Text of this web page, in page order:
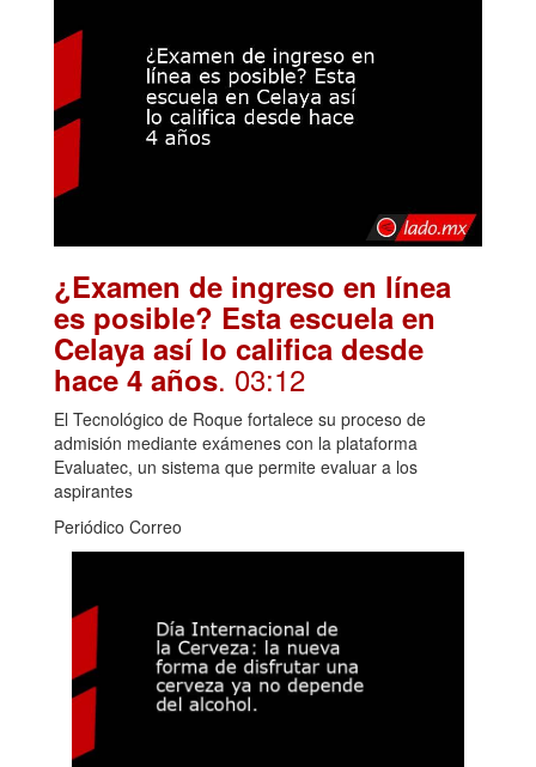
¿Examen de ingreso en línea
es posible? Esta escuela en
Celaya así lo califica desde
hace 4 años. 03:12
El Tecnológico de Roque fortalece su proceso de
admisión mediante exámenes con la plataforma
Evaluatec, un sistema que permite evaluar a los
aspirantes
Periódico Correo